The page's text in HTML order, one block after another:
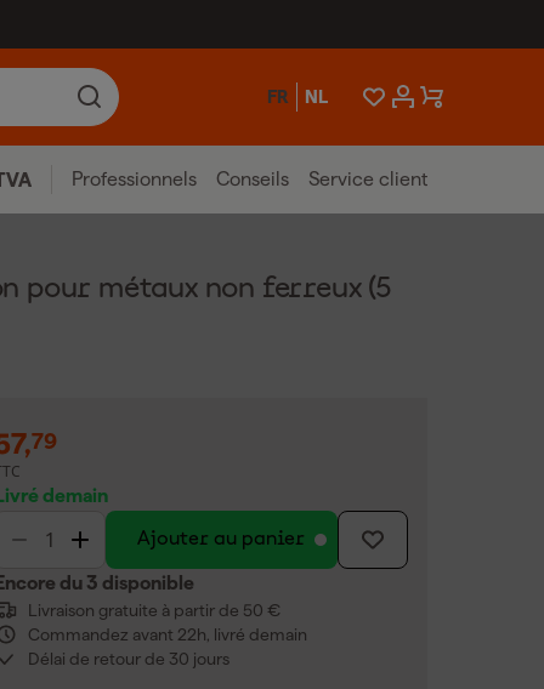
FR NL
Professionnels Conseils Service client
pour métaux non ferreux (5
,79
demain
Ajouter au panier
du 3 disponible
Livraison gratuite à partir de 50 €
Commandez avant 22h, livré demain
Délai de retour de 30 jours